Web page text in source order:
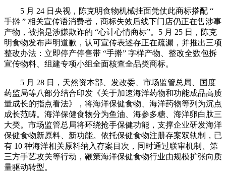
5 月 24 日央视，陈克明食物机械挂面凭仗此商标搭配 “
手擀 ” 相关宣传语消费者，商标失效后线下门店仍正在售涉事
产物，被指是涉嫌欺诈的 “心计心情商标”。5 月 25 日，陈克
明食物发布声明道歉，认可宣传表述存正在疏漏，并推出三项
整改办法：立即停产停售带 “手擀” 字样产物、整改全数包拆
宣传物料、组建专项小组全面核查全品类商标。
5 月 28 日，天然资本部、发改委、市场监管总局、国度
药监局等八部分结合印发《关于加速海洋药物和功能成品高质
量成长的指点看法》，将海洋保健食物、海洋药物等列为沉点
成长范畴。海洋保健食物分为鱼油、海参多糖、海洋卵白肽三
大类。市场监管总局将环绕抢手保健功能，支撑企业研发海洋
保健食物新原料、新功能。依托保健食物注册存案双轨制，已
有 10 种海洋相关原料纳入存案目次，同时通过联审机制、第
三方手艺攻关等行动，鞭策海洋保健食物行业由规模扩张向质
量驱动转型。